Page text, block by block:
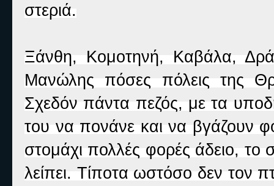
στεριά.
Ξάνθη, Κομοτηνή, Καβάλα,
Μανώλης πόσες πόλεις της
Σχεδόν πάντα πεζός, με τα
του να πονάνε και να βγάζουν
στομάχι πολλές φορές άδειο,
λείπει. Τίποτα ωστόσο δεν τον